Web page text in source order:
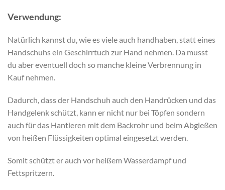
Verwendung:
Natürlich kannst du, wie es viele auch handhaben, statt eines
Handschuhs ein Geschirrtuch zur Hand nehmen. Da musst
du aber eventuell doch so manche kleine Verbrennung in
Kauf nehmen.
Dadurch, dass der Handschuh auch den Handrücken und das
Handgelenk schützt, kann er nicht nur bei Töpfen sondern
auch für das Hantieren mit dem Backrohr und beim Abgießen
von heißen Flüssigkeiten optimal eingesetzt werden.
Somit schützt er auch vor heißem Wasserdampf und
Fettspritzern.